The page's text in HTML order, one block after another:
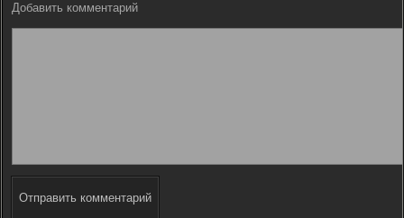
Добавить комментарий
Отправить комментарий